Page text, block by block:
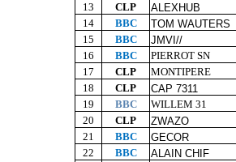
13
CLP
ALEXHUB
14
BBC
TOM WAUTERS
15
BBC
JMVI//
16
BBC
PIERROT SN
17
CLP
MONTIPERE
18
CLP
CAP 7311
19
BBC
WILLEM 31
20
CLP
ZWAZO
21
BBC
GECOR
22
BBC
ALAIN CHIF